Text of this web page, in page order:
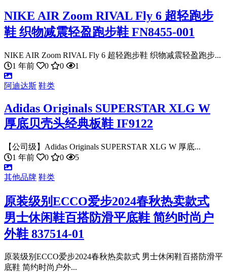
NIKE AIR Zoom RIVAL Fly 6 超轻跑步
鞋 织物减震轻盈跑步鞋 FN8455-001
NIKE AIR Zoom RIVAL Fly 6 超轻跑步鞋 织物减震轻盈跑步...
1 年前
0 0 1
阿迪达斯 鞋类
Adidas Originals SUPERSTAR XLG W
厚底贝壳头经典板鞋 IF9122
【公司级】Adidas Originals SUPERSTAR XLG W 厚底...
1 年前
0 0 5
其他品牌 鞋类
原装级别ECCO爱步2024春秋热卖款式
男士休闲鞋百搭防滑平底鞋 简约时尚户
外鞋 837514-01
原装级别ECCO爱步2024春秋热卖款式 男士休闲鞋百搭防滑平
底鞋 简约时尚户外...